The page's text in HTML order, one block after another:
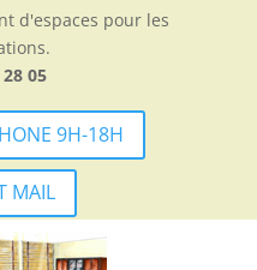
d'espaces pour les
05
9H-18H
MAIL